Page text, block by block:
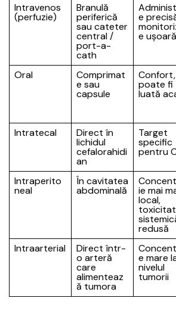
Intravenos
(perfuzie)
Branulă
periferică
sau cateter
central /
port-a-
cath
e
e ușoară
Oral Comprimat
e sau
capsule
Confort,
poate fi
luată
Intratecal
Direct în
lichidul
cefalorahidi
an
Target
specific
pentru
Intraperito
neal
În cavitatea
abdominală ie mai
local,
redusă
Intraarterial Direct într-
o arteră
care
alimenteaz
ă tumora
e mare
nivelul
tumorii